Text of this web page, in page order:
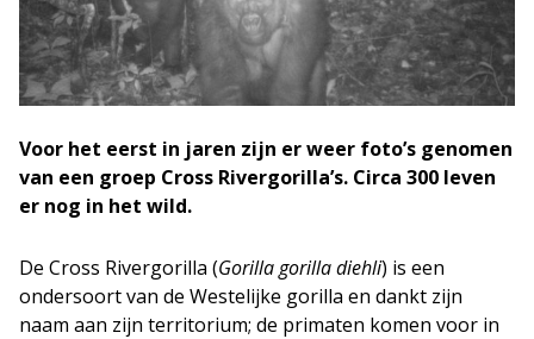
Voor het eerst in jaren zijn er weer foto’s genomen
van een groep Cross Rivergorilla’s. Circa 300 leven
er nog in het wild.
De Cross Rivergorilla (Gorilla gorilla diehli) is een
ondersoort van de Westelijke gorilla en dankt zijn
naam aan zijn territorium; de primaten komen voor in